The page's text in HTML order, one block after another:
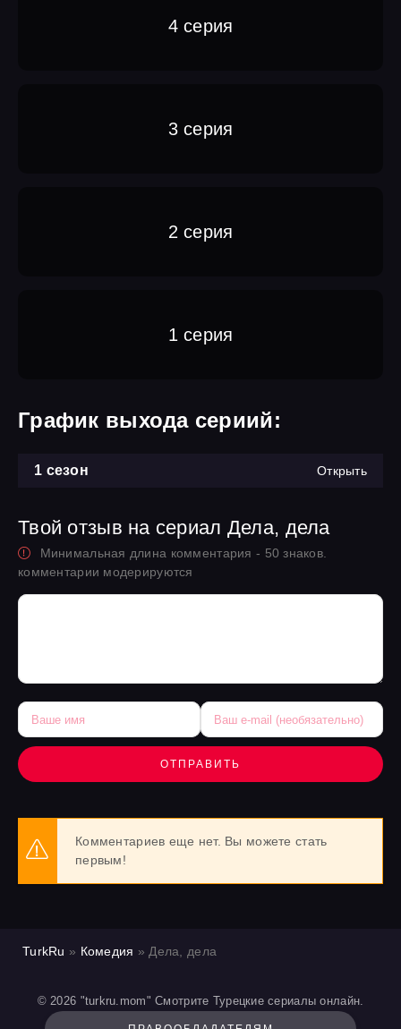
4 серия
3 серия
2 серия
1 серия
График выхода сериий:
1 сезон Открыть
Твой отзыв на сериал Дела, дела
Минимальная длина комментария - 50 знаков.
комментарии модерируются
ОТПРАВИТЬ
Комментариев еще нет. Вы можете стать
первым!
TurkRu » Комедия » Дела, дела
© 2026 "turkru.mom" Смотрите Турецкие сериалы онлайн.